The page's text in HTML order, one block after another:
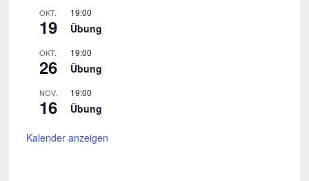
OKT.
19
19:00
Übung
OKT.
26
19:00
Übung
NOV.
16
19:00
Übung
Kalender anzeigen